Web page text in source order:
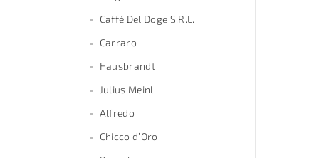
Caffé Del Doge S.R.L.
Carraro
Hausbrandt
Julius Meinl
Alfredo
Chicco d’Oro